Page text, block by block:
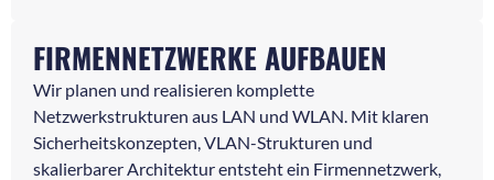
FIRMENNETZWERKE AUFBAUEN
Wir planen und realisieren komplette
Netzwerkstrukturen aus LAN und WLAN. Mit klaren
Sicherheitskonzepten, VLAN-Strukturen und
skalierbarer Architektur entsteht ein Firmennetzwerk,